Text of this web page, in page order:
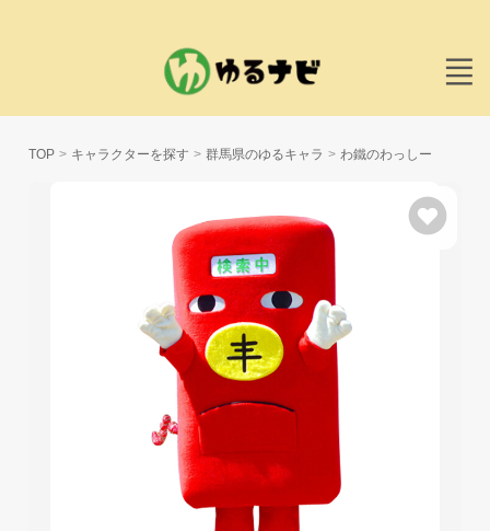
TOP キャラクターを探す 群馬県のゆるキャラ わ鐵のわっしー